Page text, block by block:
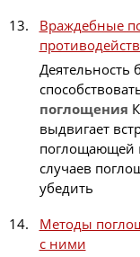
Враждебные
Деятельность
поглощения
выдвигает
поглощающей
случаев
убедить
Методы
с ними